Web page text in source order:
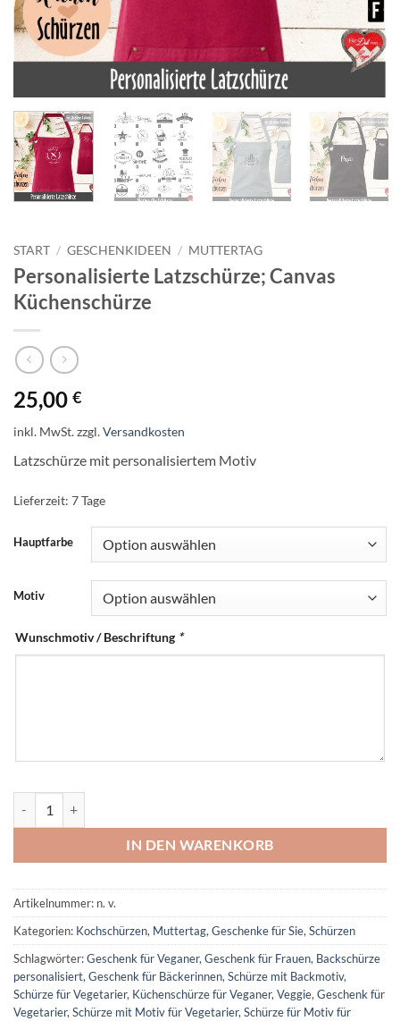
START / GESCHENKIDEEN / MUTTERTAG
Personalisierte Latzschürze; Canvas
Küchenschürze
25,00 €
inkl. MwSt.zzgl.Versandkosten
Latzschürze mit personalisiertem Motiv
Lieferzeit: 7 Tage
Hauptfarbe
Motiv
Wunschmotiv / Beschriftung *
IN DEN WARENKORB
Artikelnummer: n. v.
Kategorien: Kochschürzen, Muttertag, Geschenke für Sie, Schürzen
Schlagwörter:Geschenk für Veganer, Geschenk für Frauen, Backschürze
personalisiert, Geschenk für Bäckerinnen, Schürze mit Backmotiv,
Schürze für Vegetarier, Küchenschürze für Veganer, Veggie, Geschenk für
Vegetarier, Schürze mit Motiv für Vegetarier, Schürze für Motiv für